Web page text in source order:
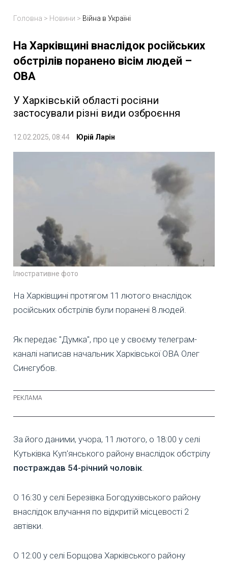
Головна > Новини > Війна в Україні
На Харківщині внаслідок російських
обстрілів поранено вісім людей –
ОВА
У Харківській області росіяни
застосували різні види озброєння
12.02.2025, 08:44 Юрій Ларін
Ілюстративне фото
На Харківщині протягом 11 лютого внаслідок
російських обстрілів були поранені 8 людей.
Як передає "Думка", про це у своєму телеграм-
каналі написав начальник Харківської ОВА Олег
Синєгубов.
За його даними, учора, 11 лютого, о 18:00 у селі
Кутьківка Куп'янського району внаслідок обстрілу
постраждав 54-річний чоловік
О 16:30 у селі Березівка Богодухівського району
внаслідок влучання по відкритій місцевості 2
автівки.
О 12:00 у селі Борщова Харківського району